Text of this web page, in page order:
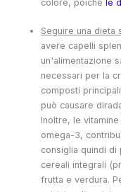
colore, poiché le
Seguire una dieta
avere capelli
un'alimentazione
necessari per la
composti
può causare
Inoltre, le
omega-3,
consiglia quindi
cereali integrali
frutta e verdura.